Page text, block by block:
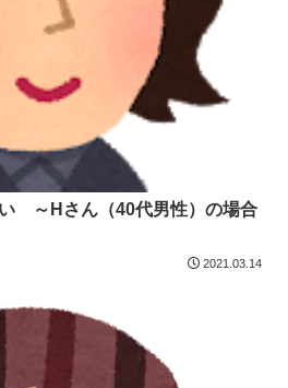
～Hさん（40代男性）の場合
2021.03.14